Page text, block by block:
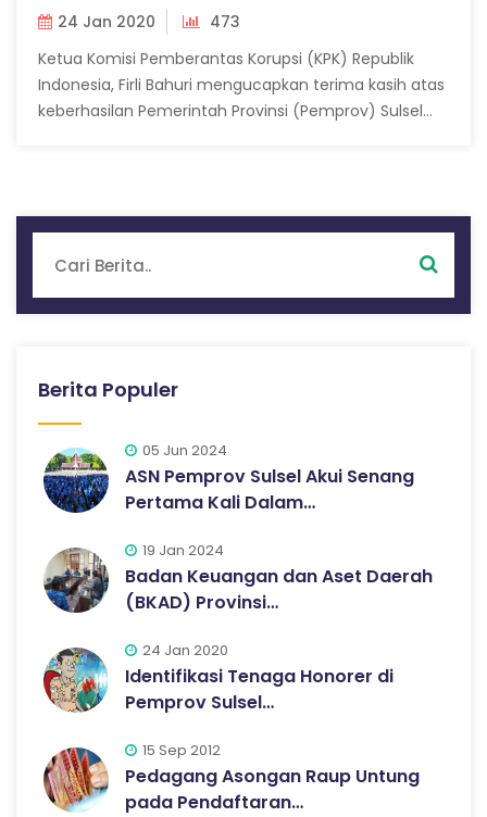
24 Jan 2020
473
Ketua Komisi Pemberantas Korupsi (KPK) Republik
Indonesia, Firli Bahuri mengucapkan terima kasih atas
keberhasilan Pemerintah Provinsi (Pemprov) Sulsel…
Berita Populer
05 Jun 2024
ASN Pemprov Sulsel Akui Senang
Pertama Kali Dalam…
19 Jan 2024
Badan Keuangan dan Aset Daerah
(BKAD) Provinsi…
24 Jan 2020
Identifikasi Tenaga Honorer di
Pemprov Sulsel…
15 Sep 2012
Pedagang Asongan Raup Untung
pada Pendaftaran…